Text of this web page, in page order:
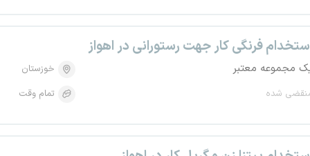
فرنگی کار جهت رستورانی در اهواز
مجموعه معتبر
شده
خوزستان
تمام وقت